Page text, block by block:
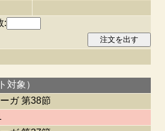
:
対象）
ガ 第38節